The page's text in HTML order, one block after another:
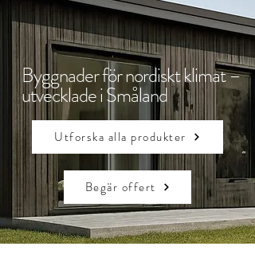
Byggnader för nordiskt klimat –
utvecklade i Småland
Utforska alla produkter
Begär offert